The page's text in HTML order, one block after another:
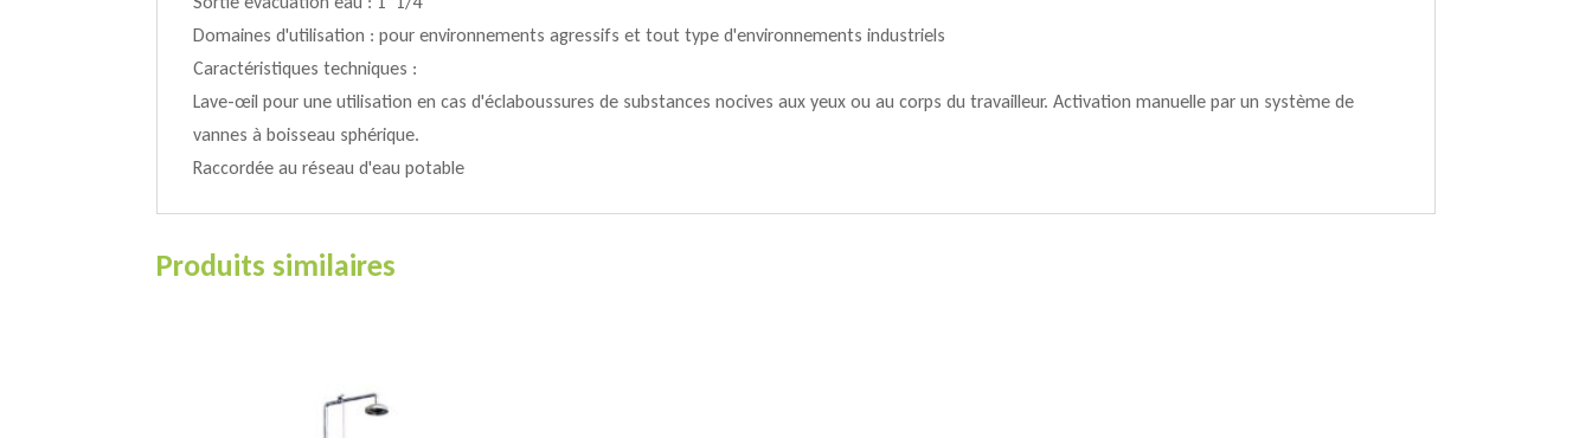
Domaines d'utilisation : pour environnements agressifs et tout type d'environnements industriels
Caractéristiques techniques :
Lave-œil pour une utilisation en cas d'éclaboussures de substances nocives aux yeux ou au corps du travailleur. Activation manuelle par un système de
vannes à boisseau sphérique.
Raccordée au réseau d'eau potable
Produits similaires